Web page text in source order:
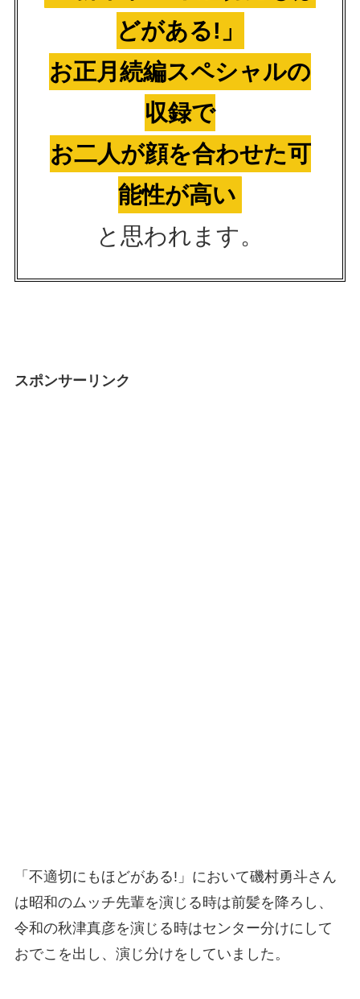
どがある!」
お正月続編スペシャルの
収録で
お二人が顔を合わせた可
能性が高い
と思われます。
スポンサーリンク
「不適切にもほどがある!」において磯村勇斗さん
は昭和のムッチ先輩を演じる時は前髪を降ろし、
令和の秋津真彦を演じる時はセンター分けにして
おでこを出し、演じ分けをしていました。